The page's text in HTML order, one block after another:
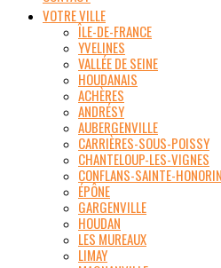
VOTRE VILLE
ÎLE-DE-FRANCE
YVELINES
VALLÉE DE SEINE
HOUDANAIS
ACHÈRES
ANDRÉSY
AUBERGENVILLE
CARRIÈRES-SOUS-POISSY
CHANTELOUP-LES-VIGNES
CONFLANS-SAINTE-
ÉPÔNE
GARGENVILLE
HOUDAN
LES MUREAUX
LIMAY